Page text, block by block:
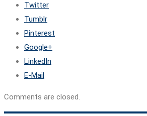
Twitter
Tumblr
Pinterest
Google+
LinkedIn
E-Mail
Comments are closed.